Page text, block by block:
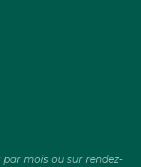
mois ou sur rendez-